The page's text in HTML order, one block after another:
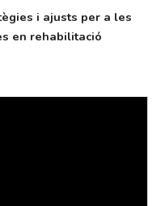
i ajusts per a les
en rehabilitació